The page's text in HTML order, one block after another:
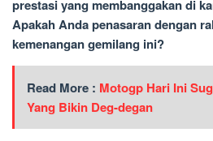
prestasi yang membanggakan di
Apakah Anda penasaran dengan
kemenangan gemilang ini?
Read More : Motogp Hari Ini
Yang Bikin Deg-degan